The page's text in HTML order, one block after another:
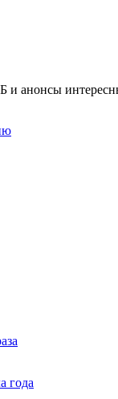
и анонсы
года